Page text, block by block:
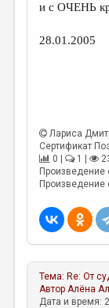
КНИЖНАЯ
ОБЗОР
КОЛОНКА
РЕДКОЛЛЕГИЯ
ОТ РЕДАКЦИИ
МАЛАЯ ПРОЗА
ЭССЕИСТИКА
и с ОЧЕНЬ
28.01.2005
Лариса
Сертификат
0 |
1 |
Произведение
Произведение
Тема: Re: От
АвторАлёна
Дата и время: